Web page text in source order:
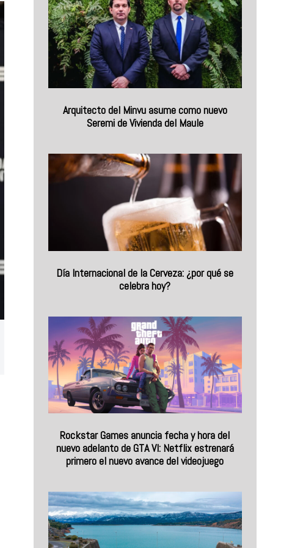
Arquitecto del Minvu asume como nuevo
Seremi de Vivienda del Maule
Día Internacional de la Cerveza: ¿por qué se
celebra hoy?
Rockstar Games anuncia fecha y hora del
nuevo adelanto de GTA VI: Netflix estrenará
primero el nuevo avance del videojuego